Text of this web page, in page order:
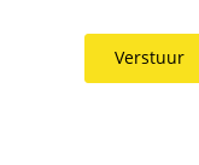
Verstuur